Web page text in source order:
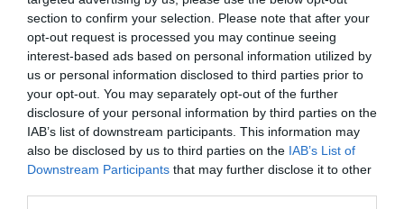
section to confirm your selection. Please note that after your
opt-out request is processed you may continue seeing
interest-based ads based on personal information utilized by
us or personal information disclosed to third parties prior to
your opt-out. You may separately opt-out of the further
disclosure of your personal information by third parties on the
IAB’s list of downstream participants. This information may
also be disclosed by us to third parties on the IAB’s List of
Downstream Participants that may further disclose it to other
La industria opina
Mariela Villar Heidelberger
La importancia de la internacionalización en el fitness: un imperativo
para crecer como empresa